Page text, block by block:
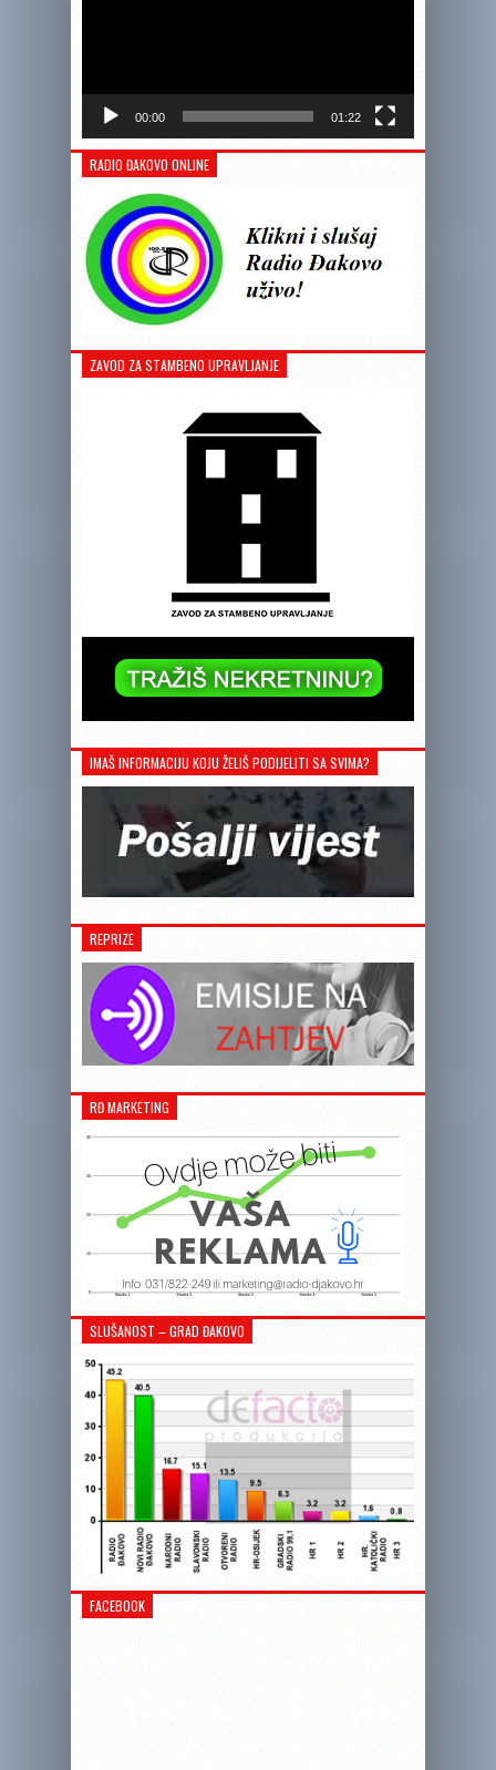
00:00 01:22
RADIO ĐAKOVO ONLINE
ZAVOD ZA STAMBENO UPRAVLJANJE
IMAŠ INFORMACIJU KOJU ŽELIŠ PODIJELITI SA SVIMA?
REPRIZE
RĐ MARKETING
SLUŠANOST – GRAD ĐAKOVO
FACEBOOK